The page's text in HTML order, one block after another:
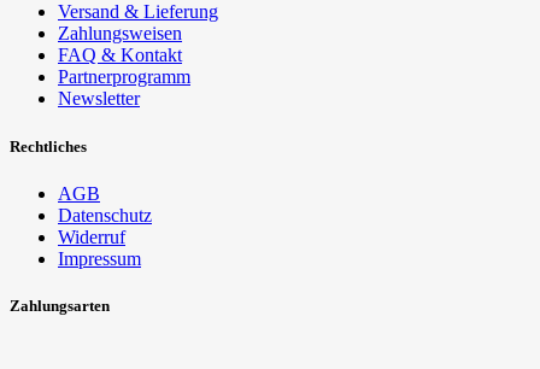
Versand & Lieferung
Zahlungsweisen
FAQ & Kontakt
Partnerprogramm
Newsletter
Rechtliches
AGB
Datenschutz
Widerruf
Impressum
Zahlungsarten